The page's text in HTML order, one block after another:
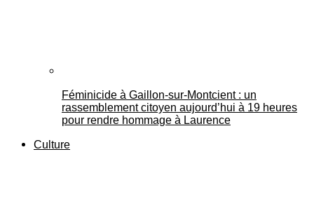
Féminicide à Gaillon‑sur‑Montcient : un
rassemblement citoyen aujourd’hui à 19 heures
pour rendre hommage à Laurence
Culture